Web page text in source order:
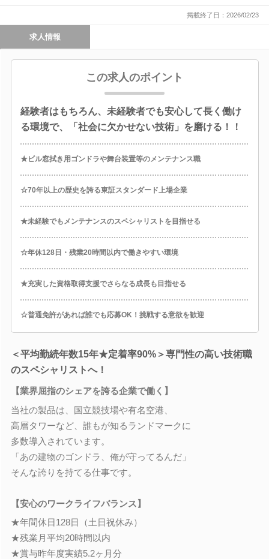
掲載終了日：2026/02/23
求人情報
この求人のポイント
経験者はもちろん、未経験者でも安心して長く働け
る環境で、「社会に欠かせない技術」を磨ける！！
★ビル窓拭き用ゴンドラや舞台装置等のメンテナンス職
☆70年以上の歴史を誇る東証スタンダード上場企業
★未経験でもメンテナンスのスペシャリストを目指せる
☆年休128日・残業20時間以内で働きやすい環境
★充実した資格取得支援でさらなる成長も目指せる
☆普通免許があれば誰でも応募OK！挑戦する意欲を歓迎
＜平均勤続年数15年★定着率90%＞専門性の高い技術職
のスペシャリストへ！
【業界屈指のシェアを誇る企業で働く】
当社の製品は、国立競技場や有名空港、
高層タワーなど、誰もが知るランドマークに
多数導入されています。
「あの建物のゴンドラ、俺が守ってるんだ」
そんな誇りを持てる仕事です。
【安心のワークライフバランス】
★年間休日128日（土日祝休み）
★残業月平均20時間以内
★賞与昨年度実績5.2ヶ月分